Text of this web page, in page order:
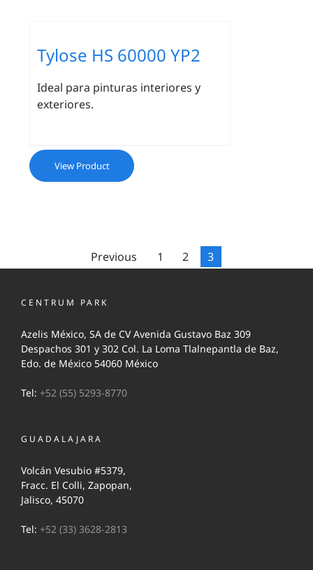
Tylose HS 60000 YP2
Ideal para pinturas interiores y
exteriores.
View Product
Previous 1 2 3
CENTRUM PARK
Azelis México, SA de CV Avenida Gustavo Baz 309
Despachos 301 y 302 Col. La Loma Tlalnepantla de Baz,
Edo. de México 54060 México
Tel: +52 (55) 5293-8770
GUADALAJARA
Volcán Vesubio #5379,
Fracc. El Colli, Zapopan,
Jalisco, 45070
Tel: +52 (33) 3628-2813